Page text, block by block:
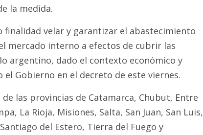
la medida.
finalidad velar y garantizar el abastecimiento
mercado interno a efectos de cubrir las
argentino, dado el contexto económico y
el Gobierno en el decreto de este viernes.
de las provincias de Catamarca, Chubut, Entre
La Rioja, Misiones, Salta, San Juan, San Luis,
del Estero, Tierra del Fuego y